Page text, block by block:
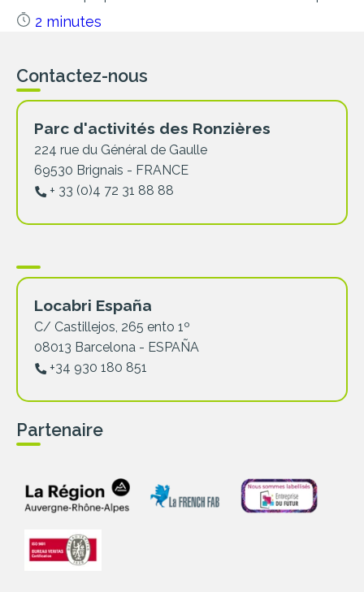
2 minutes
Contactez-nous
Parc d'activités des Ronzières
224 rue du Général de Gaulle
69530 Brignais - FRANCE
+ 33 (0)4 72 31 88 88
Locabri España
C/ Castillejos, 265 ento 1º
08013 Barcelona - ESPAÑA
+34 930 180 851
Partenaire